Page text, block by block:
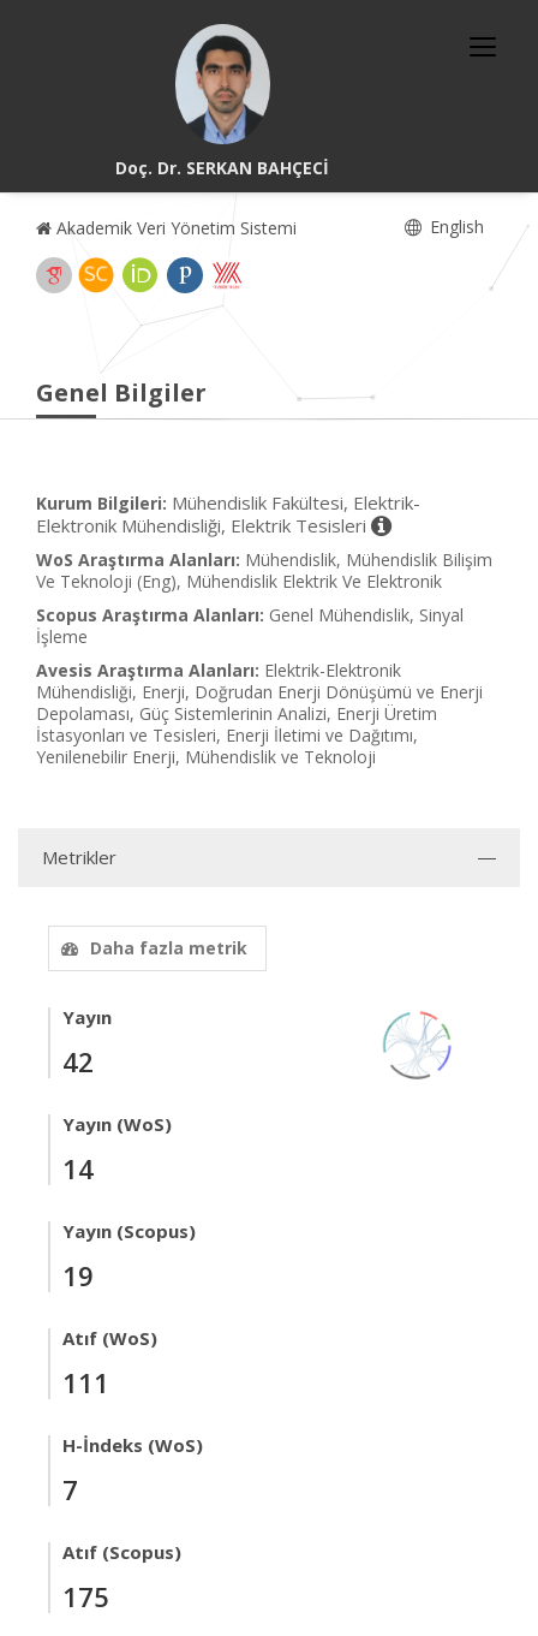
Doç. Dr. SERKAN BAHÇECİ
Akademik Veri Yönetim Sistemi English
Genel Bilgiler
Kurum Bilgileri: Mühendislik Fakültesi, Elektrik-
Elektronik Mühendisliği, Elektrik Tesisleri
WoS Araştırma Alanları: Mühendislik, Mühendislik Bilişim
Ve Teknoloji (Eng), Mühendislik Elektrik Ve Elektronik
Scopus Araştırma Alanları: Genel Mühendislik, Sinyal
İşleme
Avesis Araştırma Alanları: Elektrik-Elektronik
Mühendisliği, Enerji, Doğrudan Enerji Dönüşümü ve Enerji
Depolaması, Güç Sistemlerinin Analizi, Enerji Üretim
İstasyonları ve Tesisleri, Enerji İletimi ve Dağıtımı,
Yenilenebilir Enerji, Mühendislik ve Teknoloji
Metrikler
Daha fazla metrik
Yayın
42
Yayın (WoS)
14
Yayın (Scopus)
19
Atıf (WoS)
111
H-İndeks (WoS)
7
Atıf (Scopus)
175